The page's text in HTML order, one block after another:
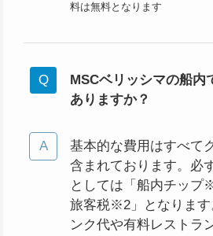
料は無料となります
MSCベリッシマの船内
ありますか？
基本的な費用はすべて
含まれております。必
としては「船内チップ
旅客税※2」となります
ンク代や有料レストラ